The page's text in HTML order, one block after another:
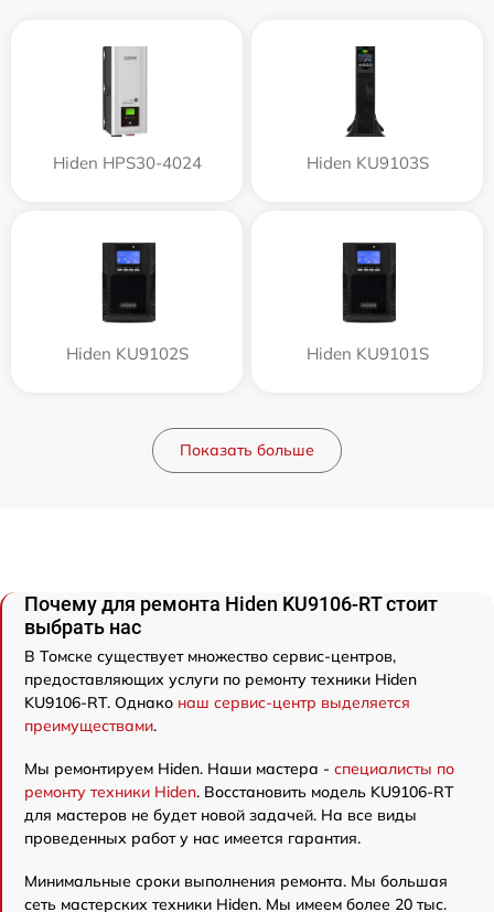
Hiden HPS30-4024 Hiden KU9103S
Hiden KU9102S Hiden KU9101S
Показать больше
Почему для ремонта Hiden KU9106-RT стоит
выбрать нас
В Томске существует множество сервис-центров,
предоставляющих услуги по ремонту техники Hiden
KU9106-RT. Однако наш сервис-центр выделяется
преимуществами.
Мы ремонтируем Hiden. Наши мастера - специалисты по
ремонту техники Hiden. Восстановить модель KU9106-RT
для мастеров не будет новой задачей. На все виды
проведенных работ у нас имеется гарантия.
Минимальные сроки выполнения ремонта. Мы большая
сеть мастерских техники Hiden. Мы имеем более 20 тыс.